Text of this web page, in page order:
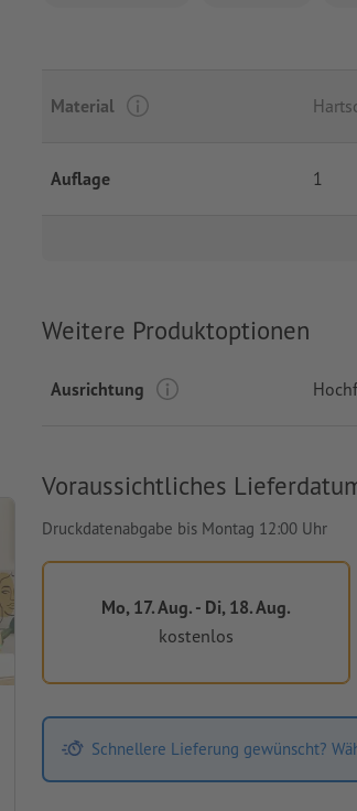
Material
Auflage 1
Weitere Produktoptionen
Ausrichtung
Voraussichtliches
Druckdatenabgabe bis Montag 12:00 Uhr
Mo, 17. Aug. - Di, 18. Aug.
kostenlos
Schnellere Lieferung gewünscht?